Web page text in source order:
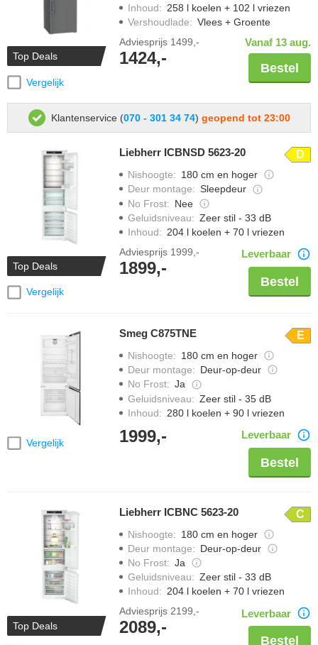
Top Deals
Vergelijk
Inhoud: 258 l koelen + 102 l vriezen
Vershoudlade: Vlees + Groente
Adviesprijs 1499,-
1424,-
Vanaf 13 aug.
Bestel
Klantenservice (070 - 301 34 74) geopend tot 23:00
Top Deals
Vergelijk
Liebherr ICBNSD 5623-20 D
Nishoogte: 180 cm en hoger
Deur montage: Sleepdeur
No Frost: Nee
Geluidsniveau: Zeer stil - 33 dB
Inhoud: 204 l koelen + 70 l vriezen
Adviesprijs 1999,-
1899,-
Leverbaar
Bestel
Vergelijk
Smeg C875TNE E
Nishoogte: 180 cm en hoger
Deur montage: Deur-op-deur
No Frost: Ja
Geluidsniveau: Zeer stil - 35 dB
Inhoud: 280 l koelen + 90 l vriezen
1999,- Leverbaar
Bestel
Top Deals
Liebherr ICBNC 5623-20 C
Nishoogte: 180 cm en hoger
Deur montage: Deur-op-deur
No Frost: Ja
Geluidsniveau: Zeer stil - 33 dB
Inhoud: 204 l koelen + 70 l vriezen
Adviesprijs 2199,-
2089,-
Leverbaar
Bestel